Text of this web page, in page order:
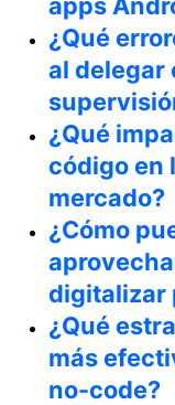
¿Qué
al delegar
¿Qué
código en
mercado?
¿Cómo
digitalizar
¿Qué
más
no-code?